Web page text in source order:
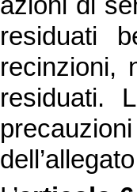
residuati
recinzioni,
residuati.